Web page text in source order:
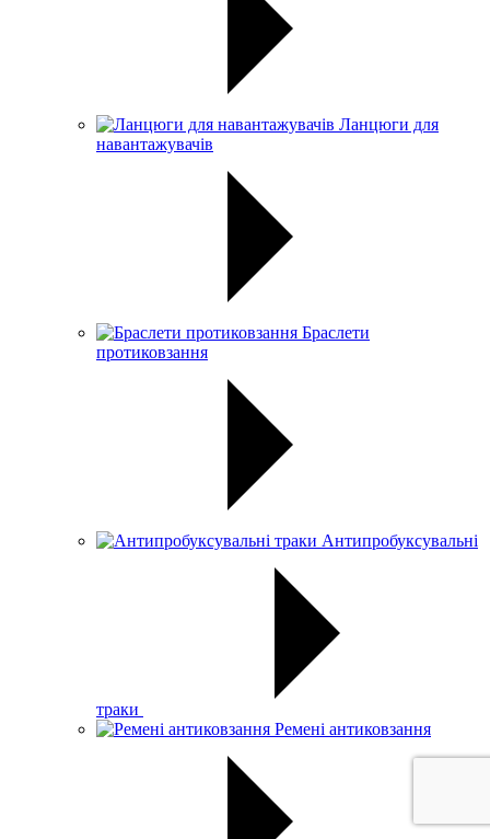
Ланцюги для
навантажувачів
Браслети
протиковзання
Антипробуксувальні
траки
Ремені антиковзання